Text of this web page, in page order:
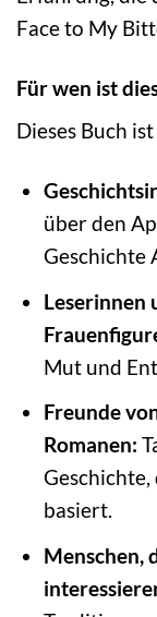
Face to My
Für wen ist
Dieses Buch
über den
Geschichte
Leserinnen
Mut und
Freunde
Romanen:
basiert.
Menschen,